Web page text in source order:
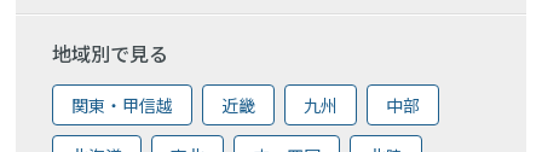
地域別で見る
関東・甲信越 近畿 九州 中部